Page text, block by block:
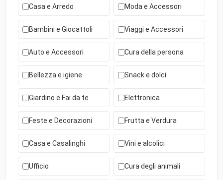
Casa e Arredo Moda e Accessori
Bambini e Giocattoli Viaggi e Accessori
Auto e Accessori Cura della persona
Bellezza e igiene Snack e dolci
Giardino e Fai da te Elettronica
Feste e Decorazioni Frutta e Verdura
Casa e Casalinghi Vini e alcolici
Ufficio Cura degli animali